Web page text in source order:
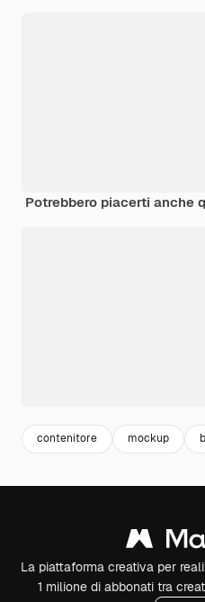
Potrebbero piacerti anche
contenitore mockup
La piattaforma creativa per
1 milione di abbonati tra